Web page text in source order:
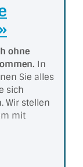
ohne
In
Sie alles
sich
Wir stellen
mit